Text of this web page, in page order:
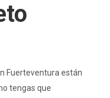
Fuerteventura están
tengas que